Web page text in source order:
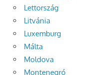
Lettország
Litvánia
Luxemburg
Málta
Moldova
Montenegró